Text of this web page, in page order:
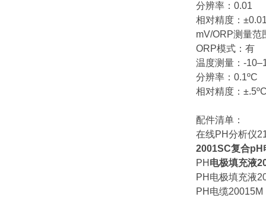
分辨率：0.01
相对精度：
mV/ORP测量范
ORP模式：有
温度测量：-
分辨率：0.1ºC
相对精度：
配件清单：
在线PH分析仪
2001SC复合pH
PH 电极填充液
PH电极填充液
PH电缆20015M